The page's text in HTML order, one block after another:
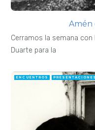
Amén
Cerramos la semana con
Duarte para la
ENCUENTROS PRESENTACIONES